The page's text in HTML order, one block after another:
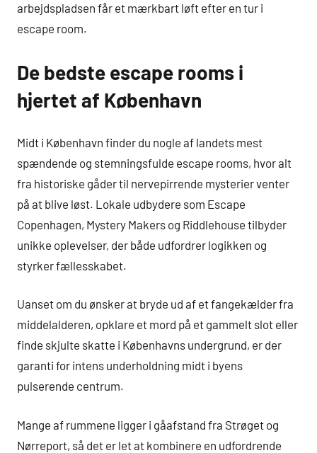
arbejdspladsen får et mærkbart løft efter en tur i
escape room.
De bedste escape rooms i
hjertet af København
Midt i København finder du nogle af landets mest
spændende og stemningsfulde escape rooms, hvor alt
fra historiske gåder til nervepirrende mysterier venter
på at blive løst. Lokale udbydere som Escape
Copenhagen, Mystery Makers og Riddlehouse tilbyder
unikke oplevelser, der både udfordrer logikken og
styrker fællesskabet.
Uanset om du ønsker at bryde ud af et fangekælder fra
middelalderen, opklare et mord på et gammelt slot eller
finde skjulte skatte i Københavns undergrund, er der
garanti for intens underholdning midt i byens
pulserende centrum.
Mange af rummene ligger i gåafstand fra Strøget og
Nørreport, så det er let at kombinere en udfordrende